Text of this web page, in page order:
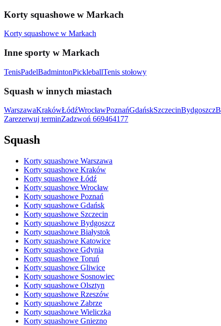
Korty squashowe w Markach
Korty squashowe w Markach
Inne sporty w Markach
TenisPadelBadmintonPickleballTenis stołowy
Squash w innych miastach
WarszawaKrakówŁódźWrocławPoznańGdańskSzczecinBydgoszcz
Zarezerwuj terminZadzwoń 669464177
Squash
Korty squashowe Warszawa
Korty squashowe Kraków
Korty squashowe Łódź
Korty squashowe Wrocław
Korty squashowe Poznań
Korty squashowe Gdańsk
Korty squashowe Szczecin
Korty squashowe Bydgoszcz
Korty squashowe Białystok
Korty squashowe Katowice
Korty squashowe Gdynia
Korty squashowe Toruń
Korty squashowe Gliwice
Korty squashowe Sosnowiec
Korty squashowe Olsztyn
Korty squashowe Rzeszów
Korty squashowe Zabrze
Korty squashowe Wieliczka
Korty squashowe Gniezno